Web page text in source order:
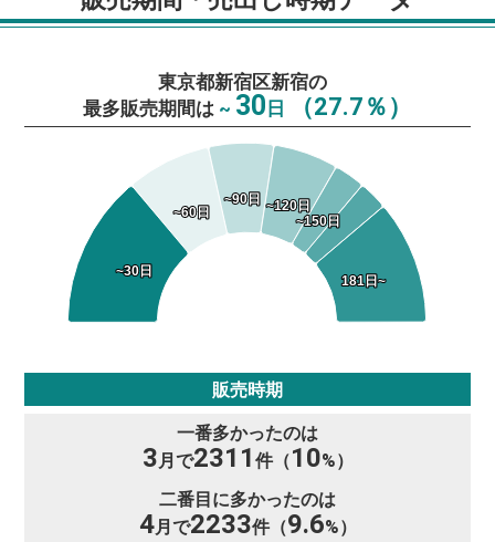
東京都新宿区新宿の
最多販売期間は ~ 30 日 （27.7％）
~30日
~30日
~60日
~60日
~90日
~90日 ~120日
~120日
~150日
~150日
181日~
181日~
販売時期
一番多かったのは
3月で2311 件（10%）
二番目に多かったのは
4月で2233件（9.6%）